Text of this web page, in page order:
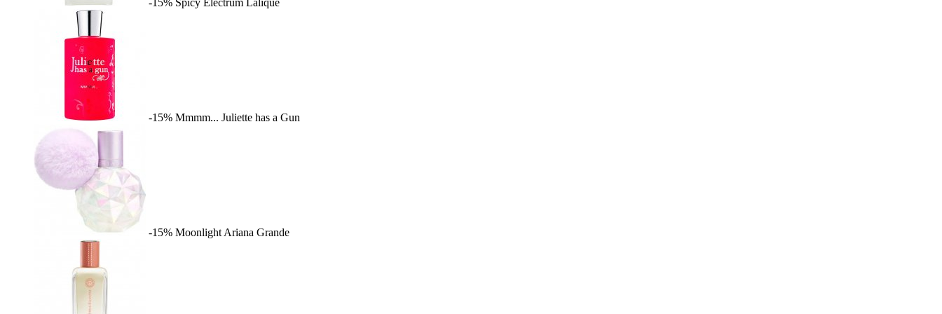
-15% Spicy Electrum Lalique
-15% Mmmm... Juliette has a Gun
-15% Moonlight Ariana Grande